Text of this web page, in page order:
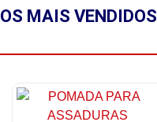
OS MAIS VENDIDOS